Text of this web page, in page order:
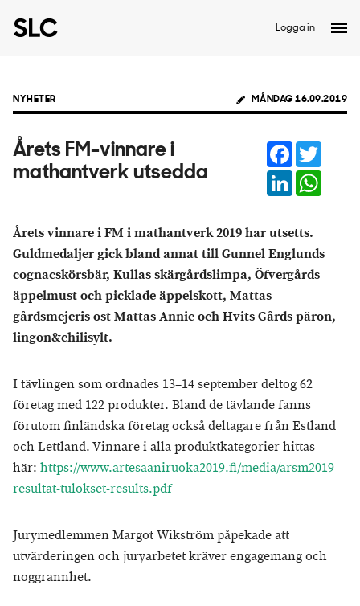
Logga in
NYHETER MÅNDAG 16.09.2019
Årets FM-vinnare i
mathantverk utsedda
Facebook
LinkedIn
Årets vinnare i FM i mathantverk 2019 har utsetts.
Guldmedaljer gick bland annat till Gunnel Englunds
cognacskörsbär, Kullas skärgårdslimpa, Öfvergårds
äppelmust och picklade äppelskott, Mattas
gårdsmejeris ost Mattas Annie och Hvits Gårds päron,
lingon&chilisylt.
I tävlingen som ordnades 13–14 september deltog 62
företag med 122 produkter. Bland de tävlande fanns
förutom finländska företag också deltagare från Estland
och Lettland. Vinnare i alla produktkategorier hittas
här: https://www.artesaaniruoka2019.fi/media/arsm2019-
resultat-tulokset-results.pdf
Jurymedlemmen Margot Wikström påpekade att
utvärderingen och juryarbetet kräver engagemang och
noggrannhet.